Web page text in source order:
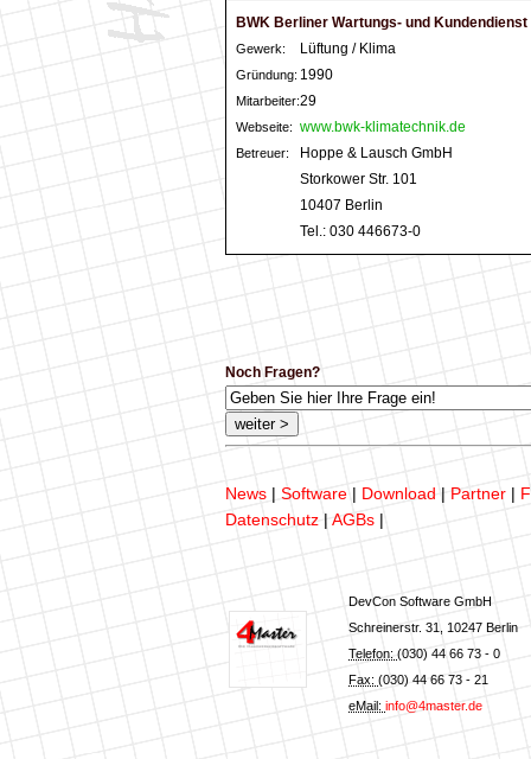
BWK Berliner Wartungs- und Kundendienst
Gewerk: Lüftung / Klima
Gründung: 1990
Mitarbeiter:29
Webseite: www.bwk-klimatechnik.de
Betreuer:
Hoppe & Lausch GmbH
Storkower Str. 101
10407 Berlin
Tel.: 030 446673-0
Noch Fragen?
News | Software | Download | Partner |
Datenschutz | AGBs |
DevCon Software GmbH
Schreinerstr. 31
10247 Berlin
Telefon: (030) 44 66 73 - 0
Fax: (030) 44 66 73 - 21
eMail: info@4master.de